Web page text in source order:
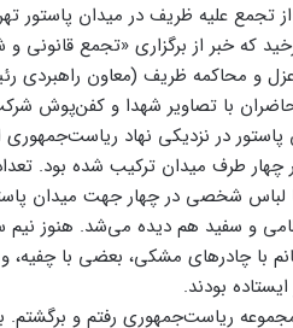
علیه ظریف در میدان پاستور
خبر از برگزاری «تجمع قانونی و
و محاکمه ظریف (معاون راهبردی
با تصاویر شهدا و کفن‌پوش
از میدان پاستور در نزدیکی نهاد
چهار طرف میدان ترکیب شده بود.
شخصی در چهار جهت میدان
و سفید هم دیده می‌شد. هنوز
با چادرهای مشکی، بعضی با چفیه، و
بودند.
مجموعه ریاست‌جمهوری رفتم و